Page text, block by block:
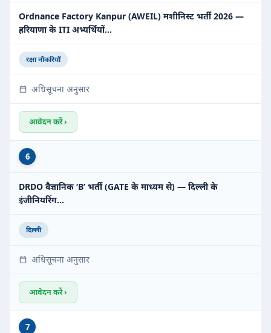
Ordnance Factory Kanpur (AWEIL) मशीनिस्ट भर्ती 2026 —
हरियाणा के ITI अभ्यर्थियों…
रक्षा नौकरियाँ
अधिसूचना अनुसार
आवेदन करें ›
6
DRDO वैज्ञानिक ‘B’ भर्ती (GATE के माध्यम से) — दिल्ली के
इंजीनियरिंग…
दिल्ली
अधिसूचना अनुसार
आवेदन करें ›
7